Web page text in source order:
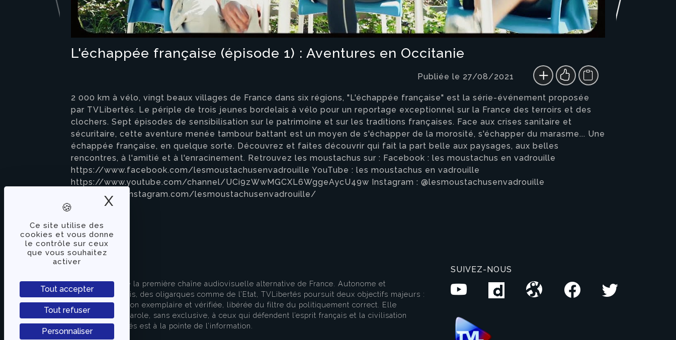
Ce site utilise des
cookies et vous donne
le contrôle sur ceux
que vous souhaitez
activer
Tout accepter
Tout refuser
Personnaliser
X Masquer le bandeau des cookies
L'échappée française (épisode 1) : Aventures en Occitanie
Publiée le 27/08/2021
2 000 km à vélo, vingt beaux villages de France dans six régions, "L'échappée française" est la série-événement proposée
par TVLibertés. Le périple de trois jeunes bordelais à vélo pour un reportage exceptionnel sur la France des terroirs et des
clochers. Sept épisodes de sensibilisation sur le patrimoine et sur les traditions françaises. Face aux crises sanitaire et
sécuritaire, cette aventure menée tambour battant est un moyen de s'échapper de la morosité, s'échapper du marasme... Une
échappée française, en quelque sorte. Découvrez et faites découvrir qui fait la part belle aux paysages, aux belles
rencontres, à l'amitié et à l'enracinement. Retrouvez les moustachus sur : Facebook : les moustachus en vadrouille
https://www.facebook.com/lesmoustachusenvadrouille YouTube : les moustachus en vadrouille
https://www.youtube.com/channel/UCi9zWwMGCXL6WggeAycU49w Instagram : @lesmoustachusenvadrouille
https://www.instagram.com/lesmoustachusenvadrouille/
TVLibertés représente la première chaîne audiovisuelle alternative de France. Autonome et
indépendante des partis, des oligarques comme de l’Etat, TVLibertés poursuit deux objectifs majeurs :
apporter une information exemplaire et vérifiée, libérée du filtre du politiquement correct. Elle
s’attache à donner la parole, sans exclusive, à ceux qui défendent l’esprit français et la civilisation
européenne. TVLibertés est à la pointe de l’information.
SUIVEZ-NOUS